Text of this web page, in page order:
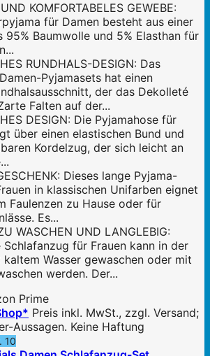
KOMFORTABELES GEWEBE:
für Damen besteht aus einer
95% Baumwolle und 5% Elasthan für
RUNDHALS-DESIGN: Das
Pyjamasets hat einen
der das Dekolleté
Falten auf der...
DESIGN: Die Pyjamahose für
über einen elastischen Bund und
Kordelzug, der sich leicht an
Dieses lange Pyjama-
in klassischen Unifarben eignet
Faulenzen zu Hause oder für
Es...
WASCHEN UND LANGLEBIG:
Schlafanzug für Frauen kann in der
kaltem Wasser gewaschen oder mit
werden. Der...
Preis inkl. MwSt., zzgl. Versand;
Aussagen. Keine Haftung
10